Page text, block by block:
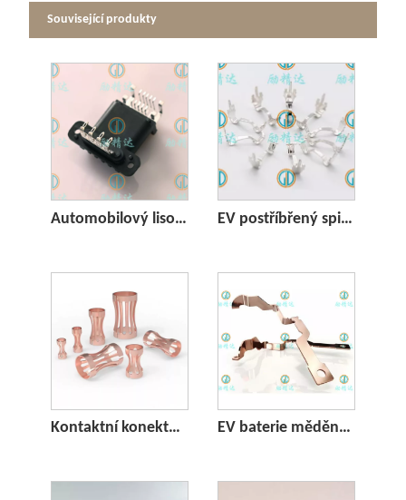
Související produkty
Automobilový lisovaný konektor EV postříbřený spirálový pružinový kontakt
Kontaktní konektor lucerny z beryliového bronzu EV baterie měděná přípojnice